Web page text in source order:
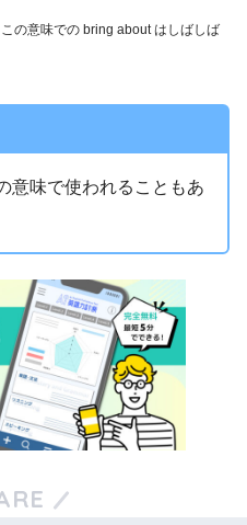
の意味での bring about はしばしば
意味で使われることもあ